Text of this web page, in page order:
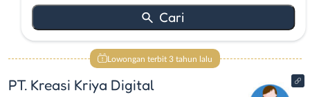
Lowongan terbit 3 tahun lalu
PT. Kreasi Kriya Digital